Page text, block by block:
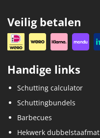
Veilig betalen
Handige links
Schutting calculator
Schuttingbundels
Barbecues
Hekwerk dubbelstaafmat